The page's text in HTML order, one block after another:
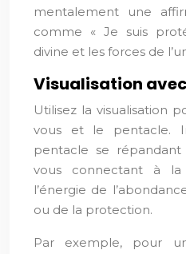
mentalement une
comme « Je suis
divine et les forces de
Visualisation
Utilisez la visualisation
vous et le pentacle.
pentacle se
vous connectant à
l’énergie de
ou de la protection.
Par exemple, pour